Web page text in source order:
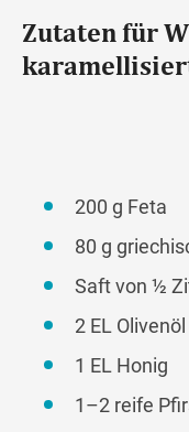
Zutaten für
200 g Feta
80 g
Saft von ½
2 EL Olivenöl
1 EL Honig
1–2 reife